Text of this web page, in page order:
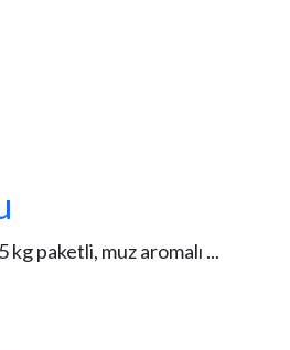
paketli, muz aromalı ...